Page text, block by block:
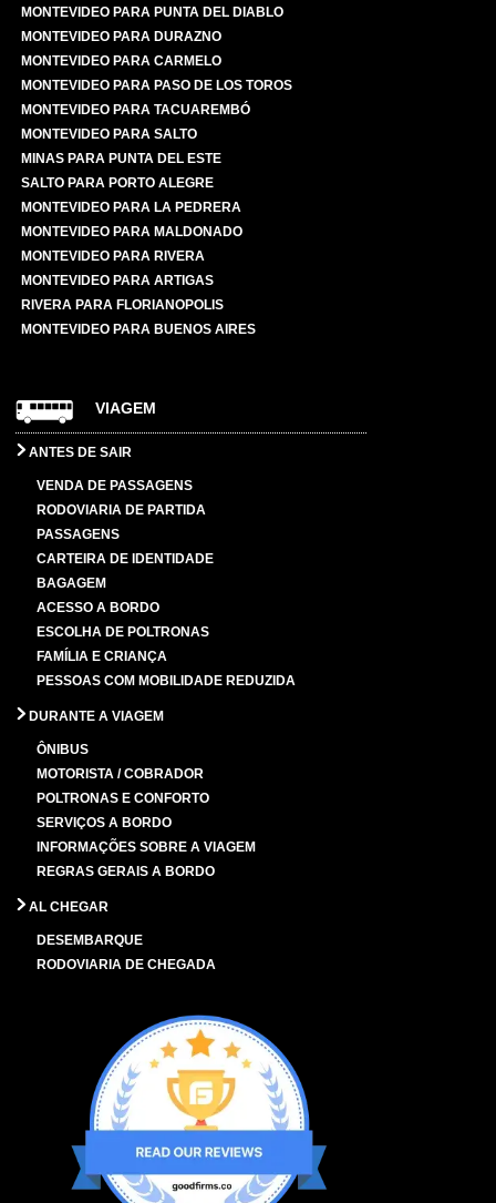
MONTEVIDEO PARA PUNTA DEL DIABLO
MONTEVIDEO PARA DURAZNO
MONTEVIDEO PARA CARMELO
MONTEVIDEO PARA PASO DE LOS TOROS
MONTEVIDEO PARA TACUAREMBÓ
MONTEVIDEO PARA SALTO
MINAS PARA PUNTA DEL ESTE
SALTO PARA PORTO ALEGRE
MONTEVIDEO PARA LA PEDRERA
MONTEVIDEO PARA MALDONADO
MONTEVIDEO PARA RIVERA
MONTEVIDEO PARA ARTIGAS
RIVERA PARA FLORIANOPOLIS
MONTEVIDEO PARA BUENOS AIRES
VIAGEM
ANTES DE SAIR
VENDA DE PASSAGENS
RODOVIARIA DE PARTIDA
PASSAGENS
CARTEIRA DE IDENTIDADE
BAGAGEM
ACESSO A BORDO
ESCOLHA DE POLTRONAS
FAMÍLIA E CRIANÇA
PESSOAS COM MOBILIDADE REDUZIDA
DURANTE A VIAGEM
ÔNIBUS
MOTORISTA / COBRADOR
POLTRONAS E CONFORTO
SERVIÇOS A BORDO
INFORMAÇÕES SOBRE A VIAGEM
REGRAS GERAIS A BORDO
AL CHEGAR
DESEMBARQUE
RODOVIARIA DE CHEGADA